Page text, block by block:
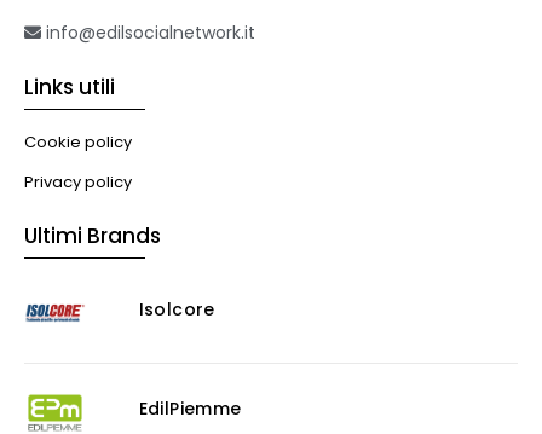
Formazione professionale
Illuminazione
Murature
Risanamento E Restauro
Consolidanti
info@edilsocialnetwork.it
Links utili
Cookie policy
Privacy policy
Ultimi Brands
Isolcore
EdilPiemme